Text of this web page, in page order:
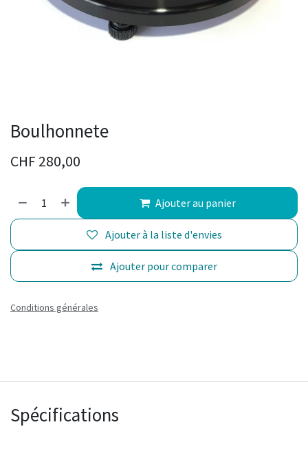
Boulhonnete
CHF 280,00
Ajouter au panier
Ajouter pour comparer
Ajouter à la liste d'envies
Conditions générales
Spécifications